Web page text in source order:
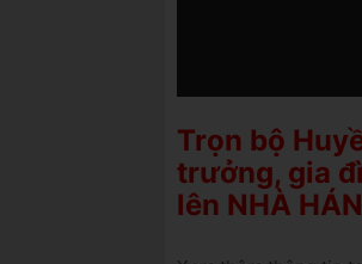
Trọn bộ
trưởng, gia
lên NHÀ HÁN